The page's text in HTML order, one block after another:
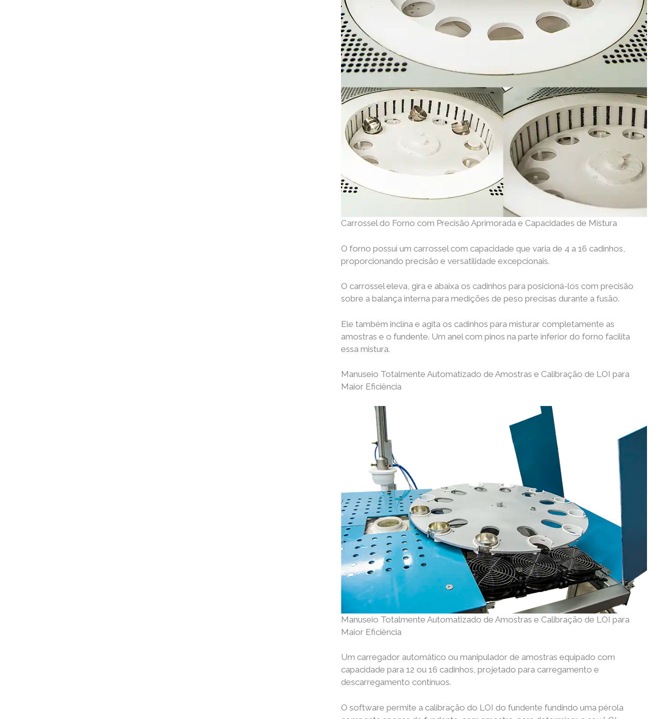
Carrossel do Forno com Precisão Aprimorada e Capacidades de Mistura
O forno possui um carrossel com capacidade que varia de 4 a 16 cadinhos,
proporcionando precisão e versatilidade excepcionais.
O carrossel eleva, gira e abaixa os cadinhos para posicioná-los com precisão
sobre a balança interna para medições de peso precisas durante a fusão.
Ele também inclina e agita os cadinhos para misturar completamente as
amostras e o fundente. Um anel com pinos na parte inferior do forno facilita
essa mistura.
Manuseio Totalmente Automatizado de Amostras e Calibração de LOI para
Maior Eficiência
Manuseio Totalmente Automatizado de Amostras e Calibração de LOI para
Maior Eficiência
Um carregador automático ou manipulador de amostras equipado com
capacidade para 12 ou 16 cadinhos, projetado para carregamento e
descarregamento contínuos.
O software permite a calibração do LOI do fundente fundindo uma pérola